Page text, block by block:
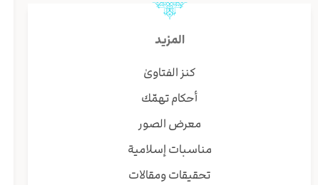
المزيد
كنز الفتاوىٰ
أحكام تهمّك
معرض الصور
مناسبات إسلامية
تحقيقات ومقالات